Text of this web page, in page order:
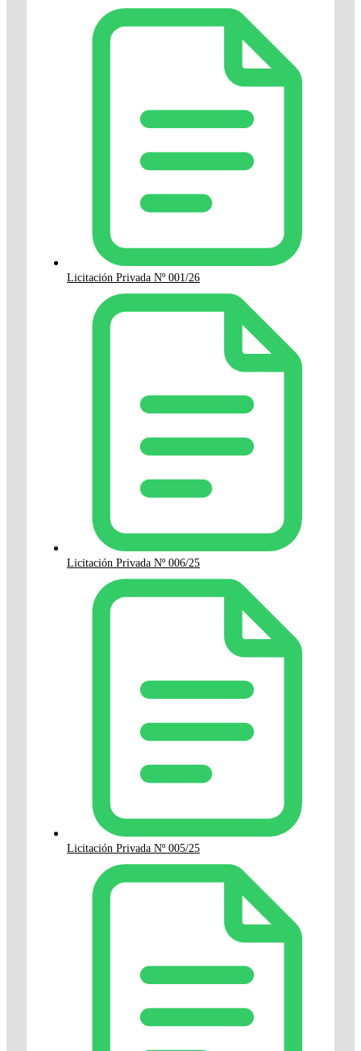
Licitación Privada Nº 001/26
Licitación Privada Nº 006/25
Licitación Privada Nº 005/25